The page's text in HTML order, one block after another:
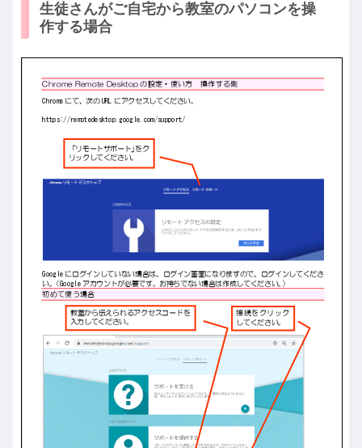
生徒さんがご自宅から教室のパソコンを操
作する場合